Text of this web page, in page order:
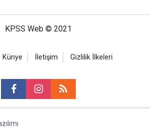
KPSS Web © 2021
Künye İletişim Gizlilik İlkeleri